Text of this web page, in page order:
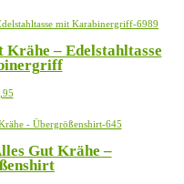
auf
Produktseite
gewählt
weist
Varianten
auf.
Optionen
auf
Produktseite
gewählt
Krähe – Edelstahltasse
Dieses
weist
Varianten
auf.
Gut Krähe –